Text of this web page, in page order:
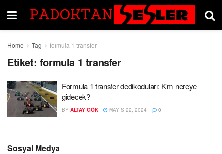
Home Tag formula 1 transfer
Etiket: formula 1 transfer
Formula 1 transfer dedikoduları: Kim nereye
gidecek?
BY ALTAY GÖK MAYIS 22, 2024 0
Sosyal Medya